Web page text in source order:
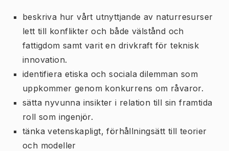
beskriva hur vårt utnyttjande av naturresurser
lett till konflikter och både välstånd och
fattigdom samt varit en drivkraft för teknisk
innovation.
identifiera etiska och sociala dilemman som
uppkommer genom konkurrens om råvaror.
sätta nyvunna insikter i relation till sin framtida
roll som ingenjör.
tänka vetenskapligt, förhållningsätt till teorier
och modeller